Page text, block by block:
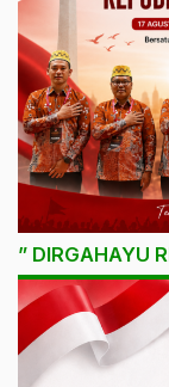
” DIRGAHAYU